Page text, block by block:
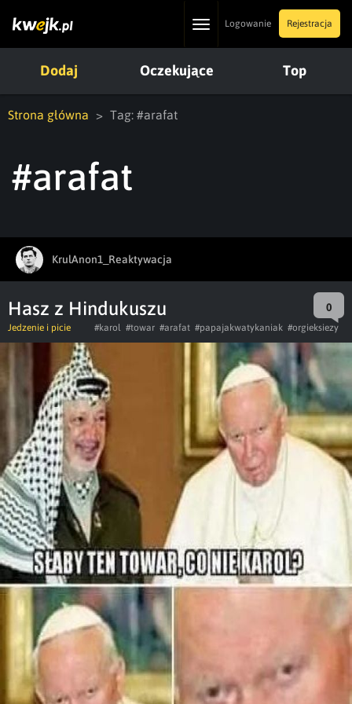
ToggleLogowanie Rejestracja
Dodaj Oczekujące Top
Strona główna Tag: #arafat
#arafat
KrulAnon1_Reaktywacja
Hasz z Hindukuszu 0
Jedzenie i picie #karol #towar #arafat #papajakwatykaniak #orgieksiezy